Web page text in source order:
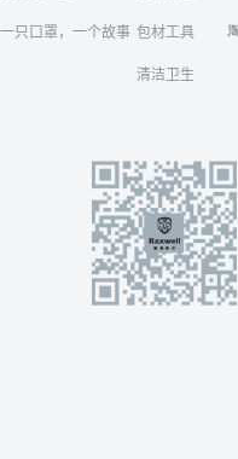
一只口罩，一个故事 包材工具
清洁卫生